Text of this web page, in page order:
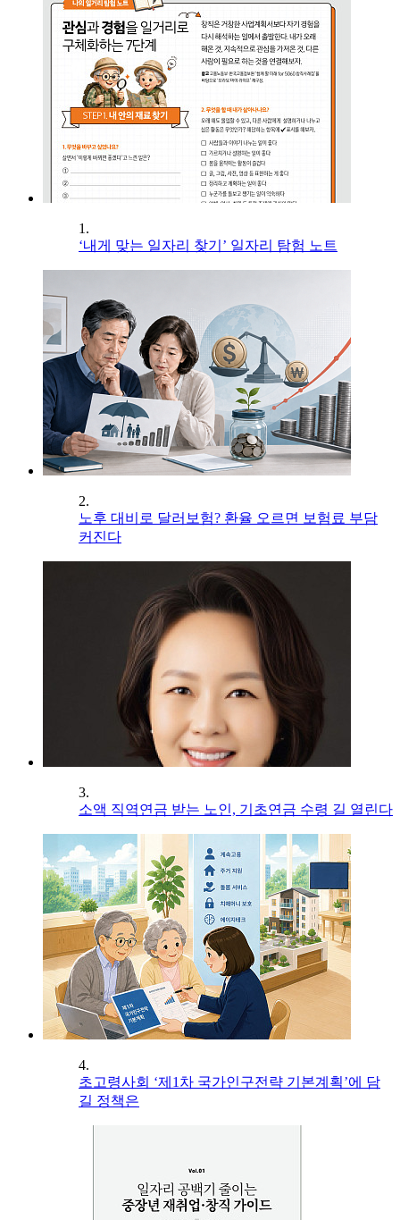
1.
‘내게 맞는 일자리 찾기’ 일자리 탐험 노트
2.
노후 대비로 달러보험? 환율 오르면 보험료 부담
커진다
3.
소액 직역연금 받는 노인, 기초연금 수령 길 열린다
4.
초고령사회 ‘제1차 국가인구전략 기본계획’에 담
길 정책은